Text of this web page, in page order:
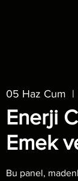
05 Haz Cum
  |
Enerji
Emek
Bu panel,